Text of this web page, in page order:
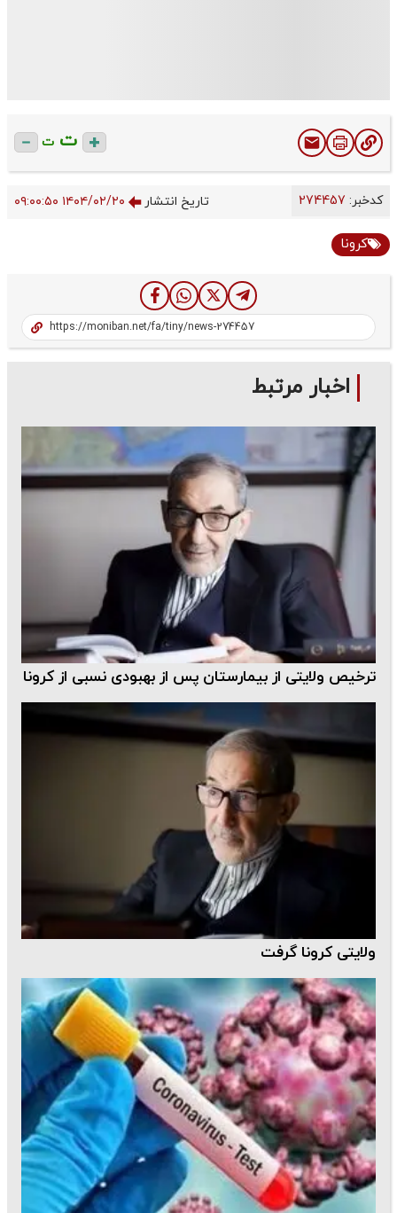
ت ت
کدخبر: تاریخ انتشار ۱۴۰۴/۰۲/۲۰ ۰۹:۰۰:۵۰
کرونا
اخبار مرتبط
ترخیص ولایتی از بیمارستان پس از بهبودی نسبی از کرونا
ولایتی کرونا گرفت